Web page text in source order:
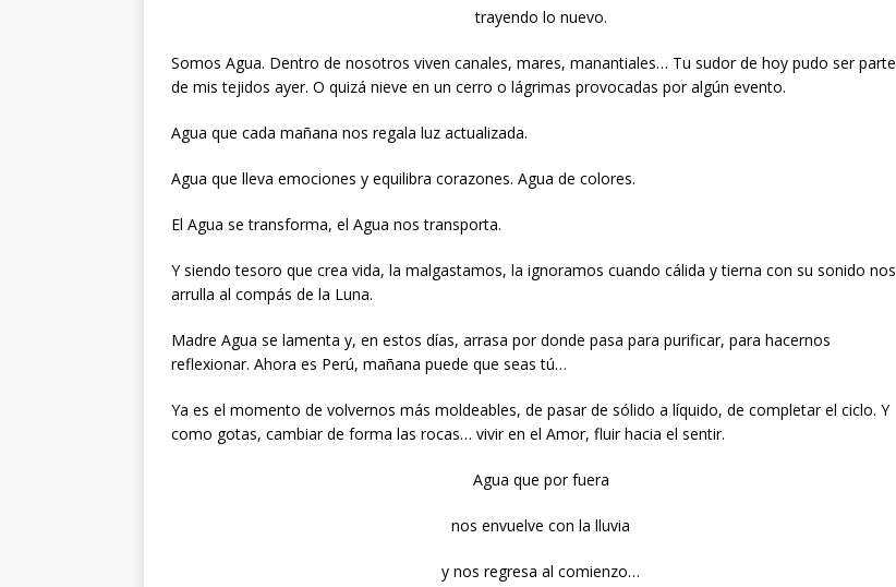
trayendo lo nuevo.
Somos Agua. Dentro de nosotros viven canales, mares, manantiales… Tu sudor de hoy pudo ser parte
de mis tejidos ayer. O quizá nieve en un cerro o lágrimas provocadas por algún evento.
Agua que cada mañana nos regala luz actualizada.
Agua que lleva emociones y equilibra corazones. Agua de colores.
El Agua se transforma, el Agua nos transporta.
Y siendo tesoro que crea vida, la malgastamos, la ignoramos cuando cálida y tierna con su sonido nos
arrulla al compás de la Luna.
Madre Agua se lamenta y, en estos días, arrasa por donde pasa para purificar, para hacernos
reflexionar. Ahora es Perú, mañana puede que seas tú…
Ya es el momento de volvernos más moldeables, de pasar de sólido a líquido, de completar el ciclo. Y
como gotas, cambiar de forma las rocas… vivir en el Amor, fluir hacia el sentir.
Agua que por fuera
nos envuelve con la lluvia
y nos regresa al comienzo…